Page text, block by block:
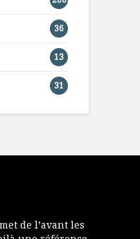
36
13
31
de l’avant les